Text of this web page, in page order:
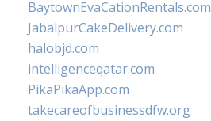
BaytownEvaCationRentals.com
JabalpurCakeDelivery.com
halobjd.com
intelligenceqatar.com
PikaPikaApp.com
takecareofbusinessdfw.org